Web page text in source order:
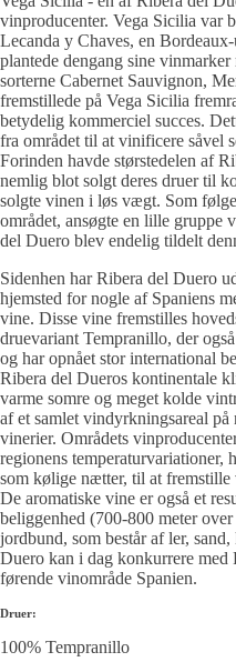
vinproducenter. Vega Sicilia var
Lecanda y Chaves, en
plantede dengang sine
sorterne Cabernet Sauvignon,
fremstillede på Vega Sicilia
betydelig kommerciel succes.
fra området til at vinificere såvel
Forinden havde størstedelen af
nemlig blot solgt deres druer til
solgte vinen i løs vægt. Som
området, ansøgte en lille gruppe
del Duero blev endelig tildelt
Sidenhen har Ribera del Duero
hjemsted for nogle af Spaniens
vine. Disse vine fremstilles
druevariant Tempranillo, der
og har opnået stor international
Ribera del Dueros kontinentale
varme somre og meget kolde
af et samlet vindyrkningsareal
vinerier. Områdets
regionens temperaturvariationer,
som kølige nætter, til at fremstille
De aromatiske vine er også et
beliggenhed (700-800 meter
jordbund, som består af ler,
Duero kan i dag konkurrere
førende vinområde Spanien.
Druer:
100% Tempranillo